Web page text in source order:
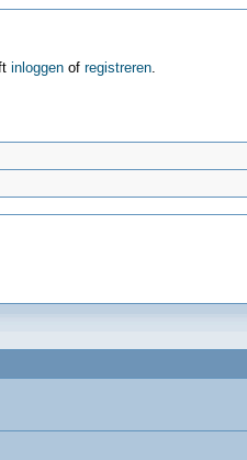
inloggenof registreren.